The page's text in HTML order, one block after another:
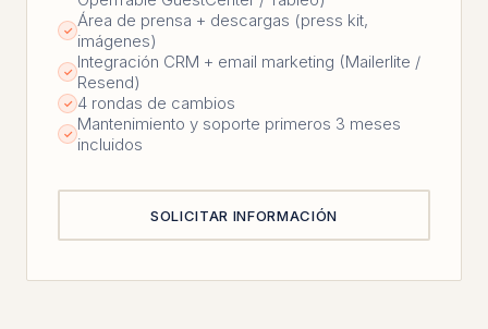
✓ Área de prensa + descargas (press kit,
imágenes)
✓ Integración CRM + email marketing (Mailerlite /
Resend)
✓ 4 rondas de cambios
✓ Mantenimiento y soporte primeros 3 meses
incluidos
SOLICITAR INFORMACIÓN